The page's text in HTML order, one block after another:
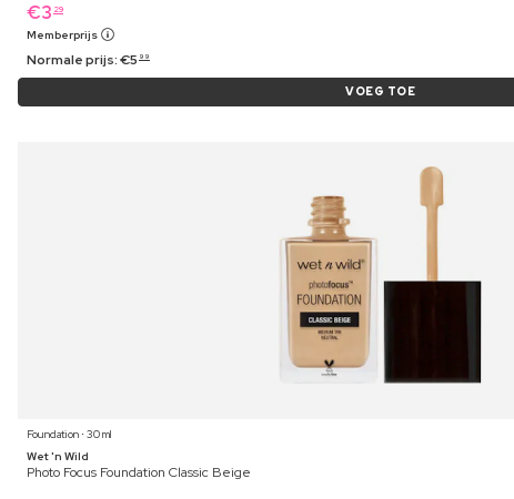
€3 29
Memberprijs
Normale prijs:€5 99
VOEG TOE
Foundation ⋅ 30 ml
Wet 'n Wild
Photo Focus Foundation Classic Beige